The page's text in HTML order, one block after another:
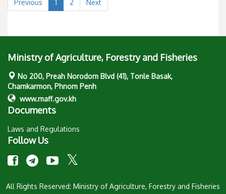
Previous 1 2 Next
Ministry of Agriculture, Forestry and Fisheries
No 200, Preah Norodom Blvd (41), Tonle Basak,
Chamkarmon, Phnom Penh
www.maff.gov.kh
Documents
Laws and Regulations
Follow Us
All Rights Reserved: Ministry of Agriculture, Forestry and Fisheries